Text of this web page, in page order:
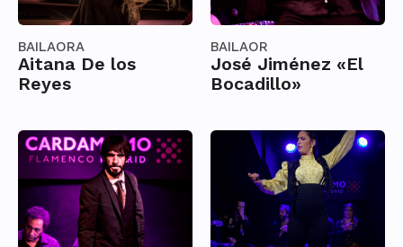
BAILAORA
Aitana De los
Reyes
BAILAOR
José Jiménez «El
Bocadillo»